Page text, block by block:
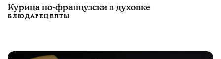
Курица по-французски в духовке
БЛЮДАРЕЦЕПТЫ